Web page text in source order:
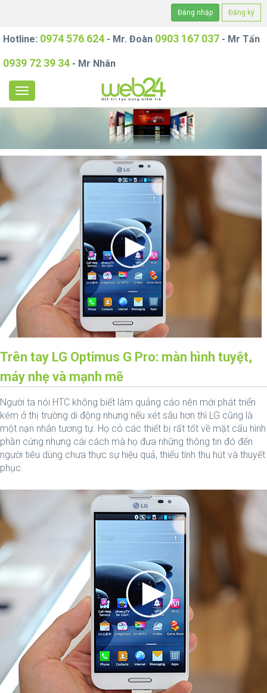
Đăng nhập Đăng ký
Hotline: 0974 576 624 - Mr. Đoàn 0903 167 037 - Mr Tấn
0939 72 39 34 - Mr Nhân
Trên tay LG Optimus G Pro: màn hình tuyệt,
máy nhẹ và mạnh mẽ
Người ta nói HTC không biết làm quảng cáo nên mới phát triển
kém ở thị trường di động nhưng nếu xét sâu hơn thì LG cũng là
một nạn nhân tương tự. Họ có các thiết bị rất tốt về mặt cấu hình
phần cứng nhưng cái cách mà họ đưa những thông tin đó đến
người tiêu dùng chưa thực sự hiệu quả, thiếu tính thu hút và thuyết
phục.